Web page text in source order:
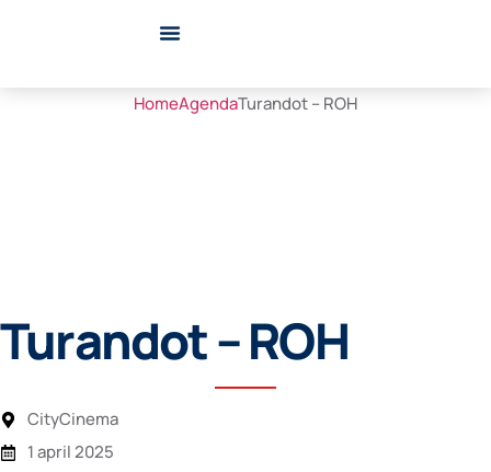
HomeAgendaTurandot – ROH
Turandot – ROH
CityCinema
1 april 2025